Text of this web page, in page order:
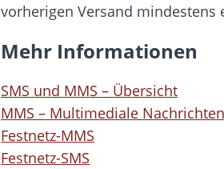
vorherigen Versand mindestens
Mehr Informationen
SMS und MMS – Übersicht
MMS – Multimediale Nachrichten
Festnetz-MMS
Festnetz-SMS